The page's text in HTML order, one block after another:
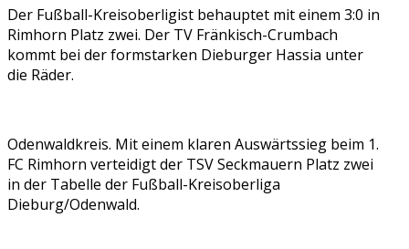
Der Fußball-Kreisoberligist behauptet mit einem 3:0 in
Rimhorn Platz zwei. Der TV Fränkisch-Crumbach
kommt bei der formstarken Dieburger Hassia unter
die Räder.
Odenwaldkreis. Mit einem klaren Auswärtssieg beim 1.
FC Rimhorn verteidigt der TSV Seckmauern Platz zwei
in der Tabelle der Fußball-Kreisoberliga
Dieburg/Odenwald.